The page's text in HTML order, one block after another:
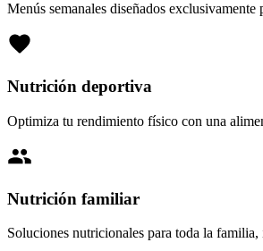
Menús semanales diseñados
Nutrición deportiva
Optimiza tu rendimiento físico con una
Nutrición familiar
Soluciones nutricionales para toda la